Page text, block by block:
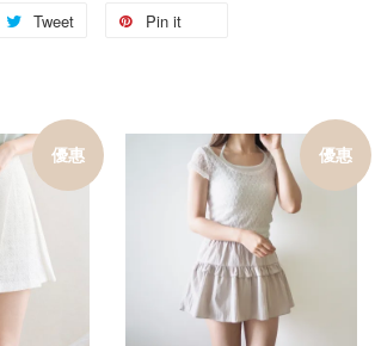
Tweet Pin it
優惠 優惠